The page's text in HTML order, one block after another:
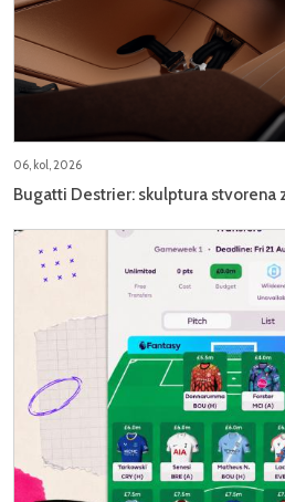
06, kol, 2026
Bugatti Destrier: skulptura stvorena